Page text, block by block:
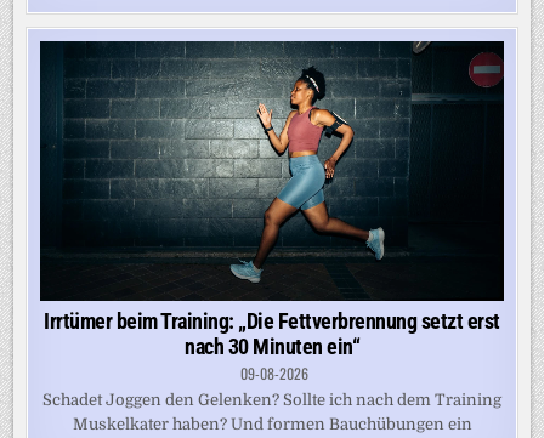
Irrtümer beim Training: „Die Fettverbrennung setzt erst
nach 30 Minuten ein“
09-08-2026
Schadet Joggen den Gelenken? Sollte ich nach dem Training
Muskelkater haben? Und formen Bauchübungen ein